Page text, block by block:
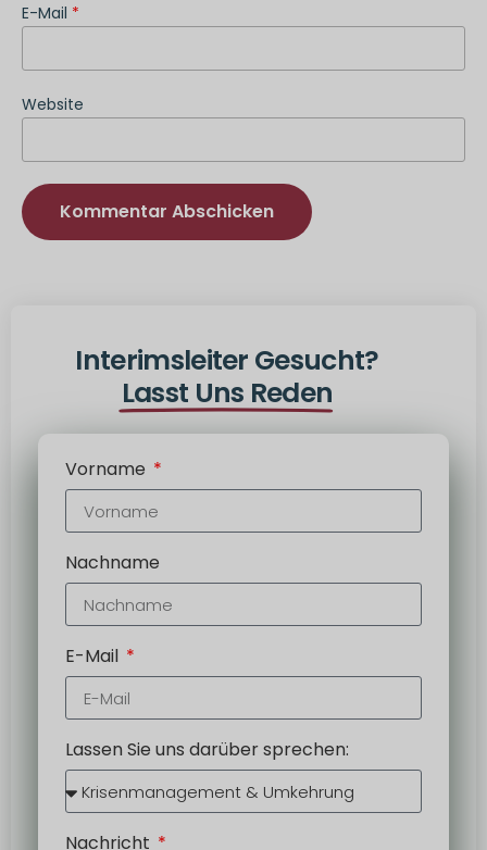
E-Mail *
Website
Interimsleiter Gesucht?
Lasst Uns Reden
Vorname
Nachname
E-Mail
Lassen Sie uns darüber sprechen:
Nachricht